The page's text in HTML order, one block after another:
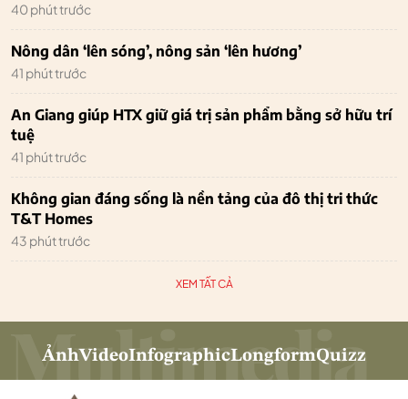
40 phút trước
Nông dân ‘lên sóng’, nông sản ‘lên hương’
41 phút trước
An Giang giúp HTX giữ giá trị sản phẩm bằng sở hữu trí
tuệ
41 phút trước
Không gian đáng sống là nền tảng của đô thị tri thức
T&T Homes
43 phút trước
XEM TẤT CẢ
ẢnhVideoInfographicLongformQuizz